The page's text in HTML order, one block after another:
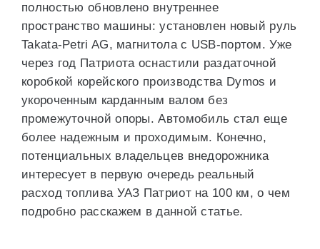
полностью обновлено внутреннее
пространство машины: установлен новый руль
Takata-Petri AG, магнитола с USB-портом. Уже
через год Патриота оснастили раздаточной
коробкой корейского производства Dymos и
укороченным карданным валом без
промежуточной опоры. Автомобиль стал еще
более надежным и проходимым. Конечно,
потенциальных владельцев внедорожника
интересует в первую очередь реальный
расход топлива УАЗ Патриот на 100 км, о чем
подробно расскажем в данной статье.